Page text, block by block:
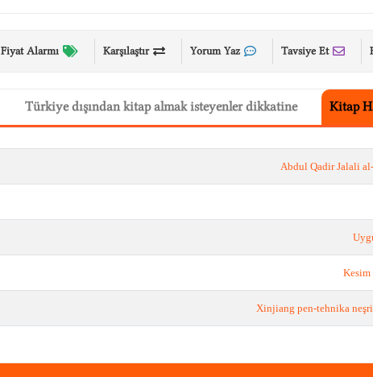
Tavsiye Et
Yorum Yaz
Karşılaştır
Fiyat Alarmı
Kitap
Türkiye dışından kitap almak isteyenler dikkatine
Abdul Qadir Jalali
Xinjiang pen-tehnika